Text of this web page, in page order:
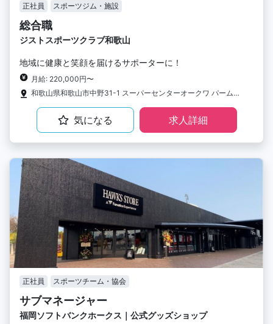
正社員 スポーツジム・施設
総合職
ジストスポーツクラブ和歌山
地域に健康と笑顔を届けるサポーターに！
月給: 220,000円〜
和歌山県和歌山市中野31-1 スーパーセンターオークワ パームシティ和歌山店3F
気になる 求人詳細
正社員 スポーツチーム・協会
サブマネージャー
福岡ソフトバンクホークス｜公式グッズショップ